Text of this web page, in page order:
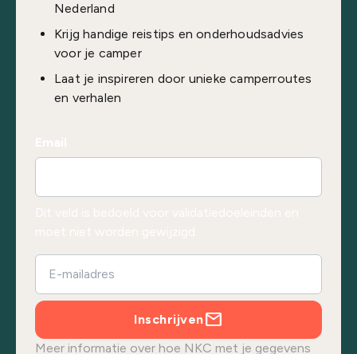
Nederland
Krijg handige reistips en onderhoudsadvies
voor je camper
Laat je inspireren door unieke camperroutes
en verhalen
Inschrijven
Meer informatie over hoe NKC met je gegevens